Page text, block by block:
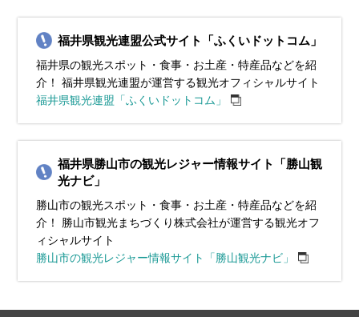
福井県観光連盟公式サイト「ふくいドットコム」
福井県の観光スポット・食事・お土産・特産品などを紹
介！ 福井県観光連盟が運営する観光オフィシャルサイト
福井県観光連盟「ふくいドットコム」
福井県勝山市の観光レジャー情報サイト「勝山観
光ナビ」
勝山市の観光スポット・食事・お土産・特産品などを紹
介！ 勝山市観光まちづくり株式会社が運営する観光オフ
ィシャルサイト
勝山市の観光レジャー情報サイト「勝山観光ナビ」